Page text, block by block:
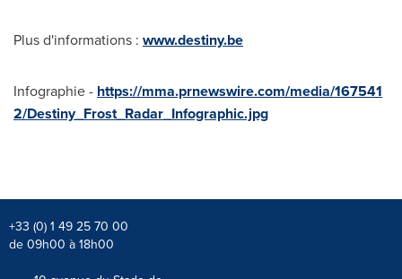
Plus d'informations : www.destiny.be
Infographie - https://mma.prnewswire.com/media/167541
2/Destiny_Frost_Radar_Infographic.jpg
+33 (0) 1 49 25 70 00
de 09h00 à 18h00